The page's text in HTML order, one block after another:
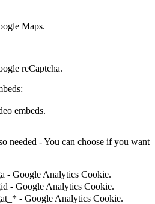
Maps.
reCaptcha.
embeds.
needed - You can choose if you want
- Google Analytics Cookie.
- Google Analytics Cookie.
- Google Analytics Cookie.